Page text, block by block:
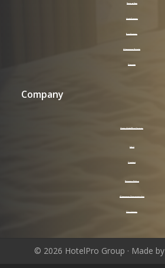
Supplies
Hotelkamer
Badkamer
Algemene Ruimte
Signage
Company
Over HotelPro Group
FAQ
Contact
Privacy Policy
Algemene Voorwaarden
Disclaimer
© 2026 HotelPro Group · Made by